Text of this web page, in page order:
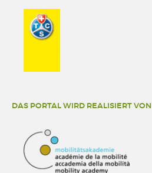
DAS PORTAL WIRD REALISIERT VON